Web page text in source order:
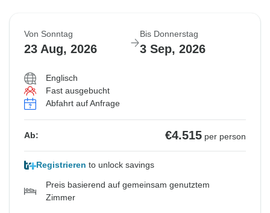
Von Sonntag
23 Aug, 2026
Bis Donnerstag
3 Sep, 2026
Englisch
Fast ausgebucht
Abfahrt auf Anfrage
Ab: €4.515 per person
Registrieren to unlock savings
Preis basierend auf gemeinsam genutztem
Zimmer